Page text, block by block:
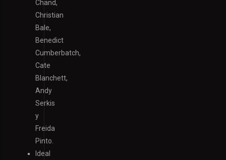
Chand,
Christian
Bale,
Benedict
Cumberbatch,
Cate
Blanchett,
Andy
Serkis
y
Freida
Pinto.
Ideal